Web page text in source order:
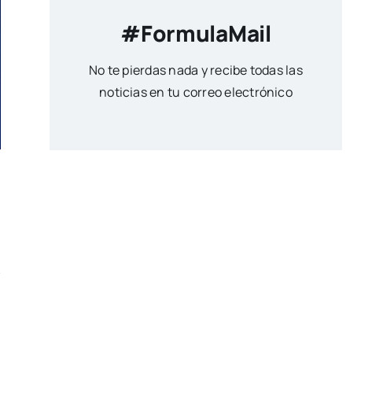
#FormulaMail
No te pierdas nada y recibe todas las
noticias en tu correo electrónico